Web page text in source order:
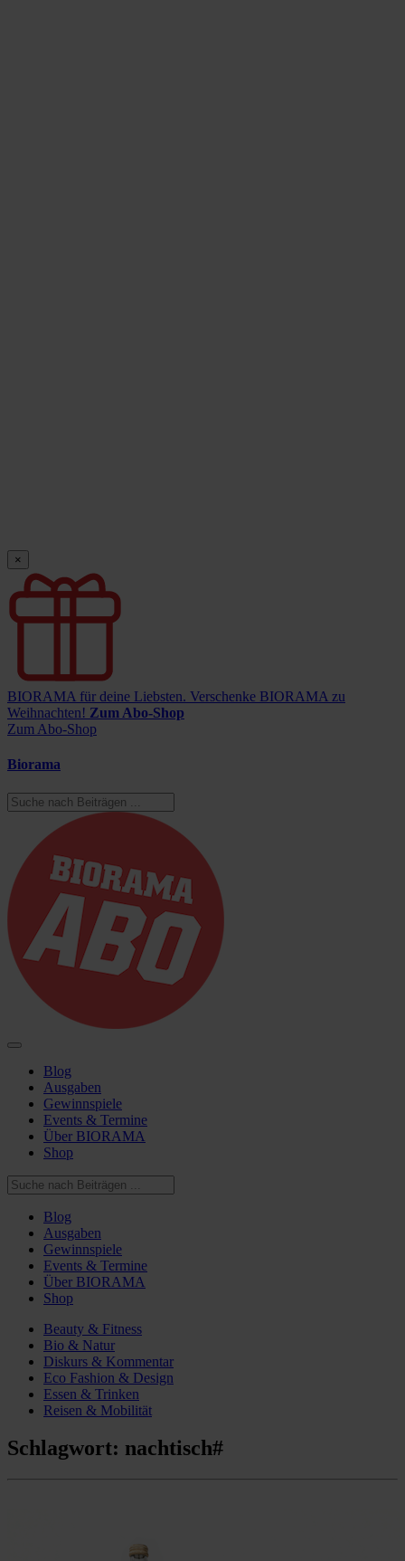
×
BIORAMA für deine Liebsten. Verschenke BIORAMA zu
Weihnachten! Zum Abo-Shop
Zum Abo-Shop
Biorama
Blog
Ausgaben
Gewinnspiele
Events & Termine
Über BIORAMA
Shop
Blog
Ausgaben
Gewinnspiele
Events & Termine
Über BIORAMA
Shop
Beauty & Fitness
Bio & Natur
Diskurs & Kommentar
Eco Fashion & Design
Essen & Trinken
Reisen & Mobilität
Schlagwort: nachtisch#